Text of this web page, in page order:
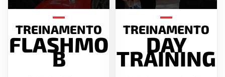
TREINAMENTO
FLASHMO
B
TREINAMENTO
DAY
TRAINING